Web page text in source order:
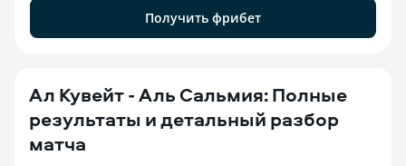
Получить фрибет
Ал Кувейт - Аль Сальмия: Полные
результаты и детальный разбор
матча